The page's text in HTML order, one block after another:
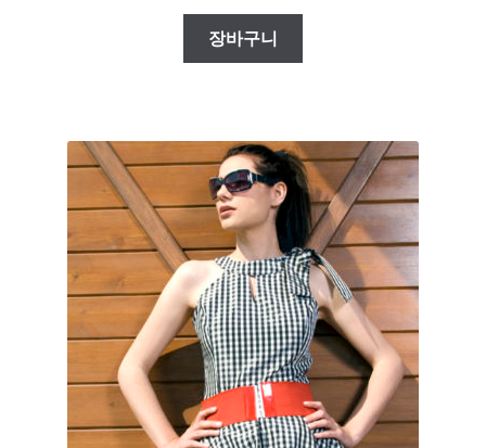
장바구니